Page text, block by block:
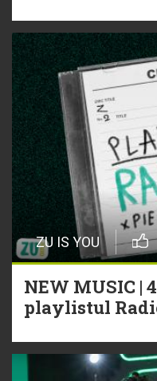
ZU IS YOU
NEW MUSIC |
playlistul